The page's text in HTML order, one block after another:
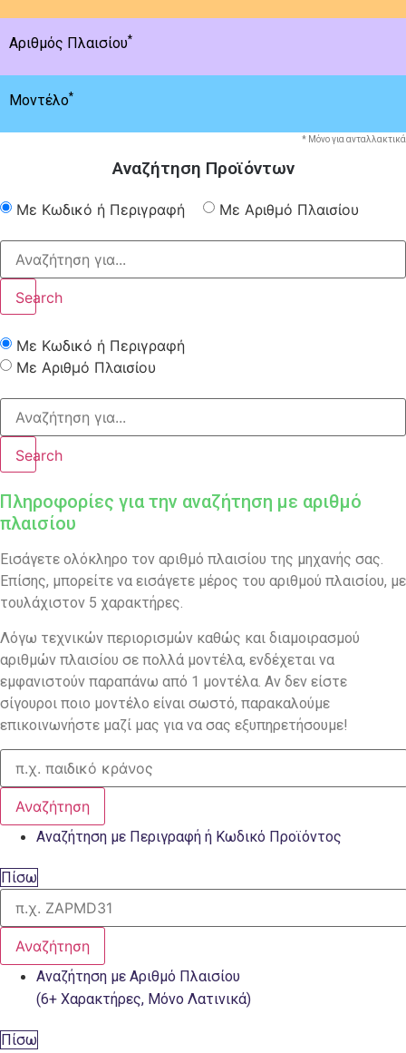
Αριθμός Πλαισίου*
Μοντέλο*
* Μόνο για ανταλλακτικά
Αναζήτηση Προϊόντων
Με Κωδικό ή Περιγραφή Με Αριθμό Πλαισίου
Search
Με Κωδικό ή Περιγραφή
Με Αριθμό Πλαισίου
Search
Πληροφορίες για την αναζήτηση με αριθμό
πλαισίου
Εισάγετε ολόκληρο τον αριθμό πλαισίου της μηχανής σας.
Επίσης, μπορείτε να εισάγετε μέρος του αριθμού πλαισίου, με
τουλάχιστον 5 χαρακτήρες.
Λόγω τεχνικών περιορισμών καθώς και διαμοιρασμού
αριθμών πλαισίου σε πολλά μοντέλα, ενδέχεται να
εμφανιστούν παραπάνω από 1 μοντέλα. Αν δεν είστε
σίγουροι ποιο μοντέλο είναι σωστό, παρακαλούμε
επικοινωνήστε μαζί μας για να σας εξυπηρετήσουμε!
Αναζήτηση
Αναζήτηση με Περιγραφή ή Κωδικό Προϊόντος
Πίσω
Αναζήτηση
Αναζήτηση με Αριθμό Πλαισίου
(6+ Χαρακτήρες, Μόνο Λατινικά)
Πίσω